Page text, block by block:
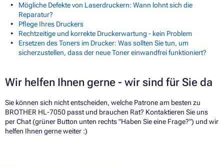
Mögliche Defekte von Laserdruckern: Wann lohnt sich die
Reparatur?
Pflege Ihres Druckers
Rechtzeitige und korrekte Druckerwartung - kein Problem
Ersetzen des Toners im Drucker: Was sollten Sie tun, um
sicherzustellen, dass der neue Toner einwandfrei funktioniert?
Wir helfen Ihnen gerne - wir sind für Sie da
Sie können sich nicht entscheiden, welche Patrone am besten zu
BROTHER HL-7050 passt und brauchen Rat? Kontaktieren Sie uns
per Chat (grüner Button unten rechts "Haben Sie eine Frage?") und wir
helfen Ihnen gerne weiter :)